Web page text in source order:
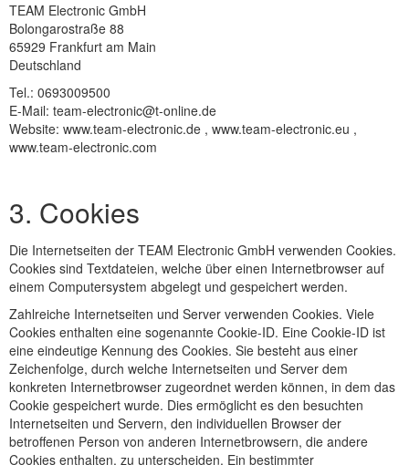
TEAM Electronic GmbH
Bolongarostraße 88
65929 Frankfurt am Main
Deutschland
Tel.: 0693009500
E-Mail: team-electronic@t-online.de
Website: www.team-electronic.de , www.team-electronic.eu ,
www.team-electronic.com
3. Cookies
Die Internetseiten der TEAM Electronic GmbH verwenden Cookies.
Cookies sind Textdateien, welche über einen Internetbrowser auf
einem Computersystem abgelegt und gespeichert werden.
Zahlreiche Internetseiten und Server verwenden Cookies. Viele
Cookies enthalten eine sogenannte Cookie-ID. Eine Cookie-ID ist
eine eindeutige Kennung des Cookies. Sie besteht aus einer
Zeichenfolge, durch welche Internetseiten und Server dem
konkreten Internetbrowser zugeordnet werden können, in dem das
Cookie gespeichert wurde. Dies ermöglicht es den besuchten
Internetseiten und Servern, den individuellen Browser der
betroffenen Person von anderen Internetbrowsern, die andere
Cookies enthalten, zu unterscheiden. Ein bestimmter